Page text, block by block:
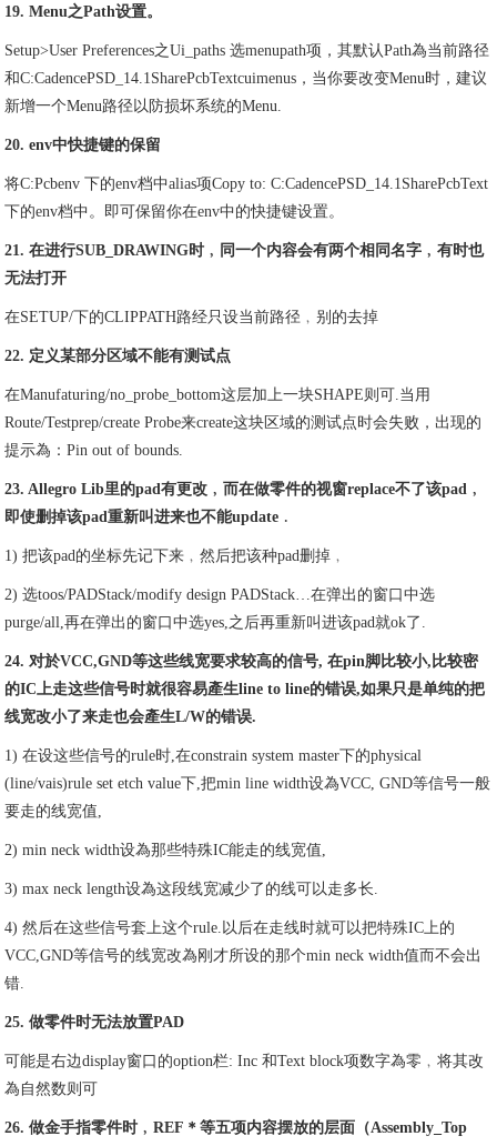
19. Menu之Path设置。
Setup>User Preferences之Ui_paths 选menupath项，其默认Path為当前路径
和C:CadencePSD_14.1SharePcbTextcuimenus，当你要改变Menu时，建议
新增一个Menu路径以防损坏系统的Menu.
20. env中快捷键的保留
将C:Pcbenv 下的env档中alias项Copy to: C:CadencePSD_14.1SharePcbText
下的env档中。即可保留你在env中的快捷键设置。
21. 在进行SUB_DRAWING时﹐同一个内容会有两个相同名字﹐有时也
无法打开
在SETUP/下的CLIPPATH路经只设当前路径﹐别的去掉
22. 定义某部分区域不能有测试点
在Manufaturing/no_probe_bottom这层加上一块SHAPE则可.当用
Route/Testprep/create Probe来create这块区域的测试点时会失败，出现的
提示為：Pin out of bounds.
23. Allegro Lib里的pad有更改﹐而在做零件的视窗replace不了该pad﹐
即使删掉该pad重新叫进来也不能update﹒
1) 把该pad的坐标先记下来﹐然后把该种pad删掉﹐
2) 选toos/PADStack/modify design PADStack…在弹出的窗口中选
purge/all,再在弹出的窗口中选yes,之后再重新叫进该pad就ok了.
24. 对於VCC,GND等这些线宽要求较高的信号, 在pin脚比较小,比较密
的IC上走这些信号时就很容易產生line to line的错误,如果只是单纯的把
线宽改小了来走也会產生L/W的错误.
1) 在设这些信号的rule时,在constrain system master下的physical
(line/vais)rule set etch value下,把min line width设為VCC, GND等信号一般
要走的线宽值,
2) min neck width设為那些特殊IC能走的线宽值,
3) max neck length设為这段线宽减少了的线可以走多长.
4) 然后在这些信号套上这个rule.以后在走线时就可以把特殊IC上的
VCC,GND等信号的线宽改為刚才所设的那个min neck width值而不会出
错.
25. 做零件时无法放置PAD
可能是右边display窗口的option栏: Inc 和Text block项数字為零﹐将其改
為自然数则可
26. 做金手指零件时﹐REF＊等五项内容摆放的层面（Assembly_Top